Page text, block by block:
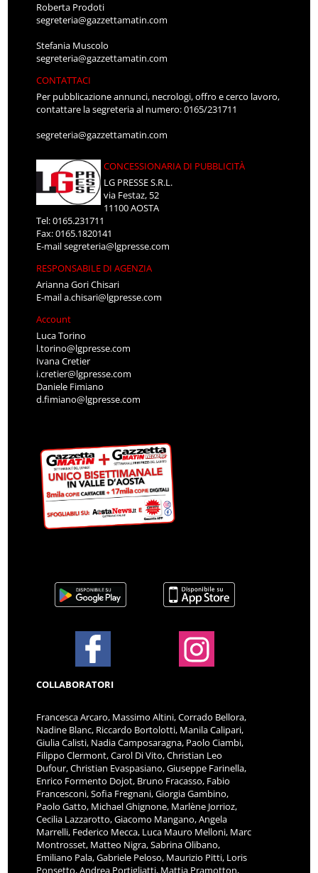
Roberta Prodoti
segreteria@gazzettamatin.com
Stefania Muscolo
segreteria@gazzettamatin.com
CONTATTACI
Per pubblicazione annunci, necrologi, offro e cerco lavoro,
contattare la segreteria al numero: 0165/231711
segreteria@gazzettamatin.com
CONCESSIONARIA DI PUBBLICITÀ
LG PRESSE S.R.L.
via Festaz, 52
11100 AOSTA
Tel: 0165.231711
Fax: 0165.1820141
E-mailsegreteria@lgpresse.com
RESPONSABILE DI AGENZIA
Arianna Gori Chisari
E-maila.chisari@lgpresse.com
Account
Luca Torino
l.torino@lgpresse.com
Ivana Cretier
i.cretier@lgpresse.com
Daniele Fimiano
d.fimiano@lgpresse.com
COLLABORATORI
Francesca Arcaro, Massimo Altini, Corrado Bellora,
Nadine Blanc, Riccardo Bortolotti, Manila Calipari,
Giulia Calisti, Nadia Camposaragna, Paolo Ciambi,
Filippo Clermont, Carol Di Vito, Christian Leo
Dufour, Christian Evaspasiano, Giuseppe Farinella,
Enrico Formento Dojot, Bruno Fracasso, Fabio
Francesconi, Sofia Fregnani, Giorgia Gambino,
Paolo Gatto, Michael Ghignone, Marlène Jorrioz,
Cecilia Lazzarotto, Giacomo Mangano, Angela
Marrelli, Federico Mecca, Luca Mauro Melloni, Marc
Montrosset, Matteo Nigra, Sabrina Olibano,
Emiliano Pala, Gabriele Peloso, Maurizio Pitti, Loris
Ponsetto, Andrea Portigliatti, Mattia Pramotton,